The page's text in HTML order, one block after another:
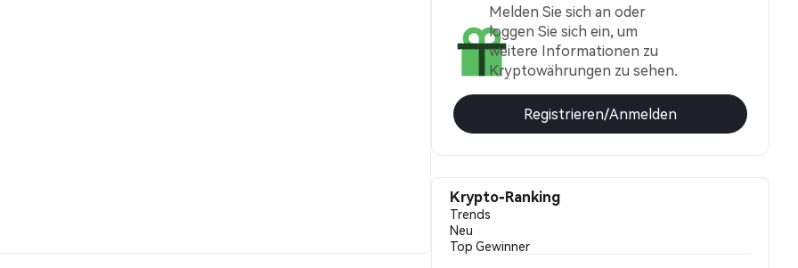
Melden Sie sich an oder
loggen Sie sich ein, um
weitere Informationen zu
Kryptowährungen zu sehen.
Registrieren/Anmelden
Krypto-Ranking
Trends
Neu
Top Gewinner